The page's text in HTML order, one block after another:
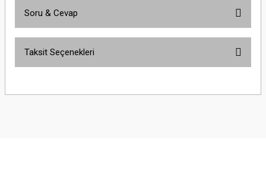
Soru & Cevap
Soru Sor
Taksit Seçenekleri